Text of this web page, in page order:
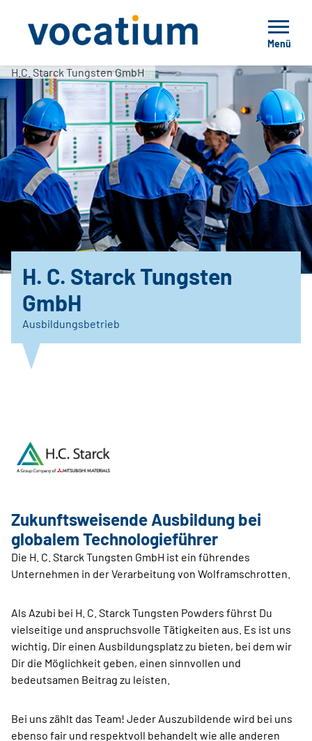
Menü
H.C. Starck Tungsten GmbH
H. C. Starck Tungsten
GmbH
Ausbildungsbetrieb
Zukunftsweisende Ausbildung bei
globalem Technologieführer
Die H. C. Starck Tungsten GmbH ist ein führendes
Unternehmen in der Verarbeitung von Wolframschrotten.
Als Azubi bei H. C. Starck Tungsten Powders führst Du
vielseitige und anspruchsvolle Tätigkeiten aus. Es ist uns
wichtig, Dir einen Ausbildungsplatz zu bieten, bei dem wir
Dir die Möglichkeit geben, einen sinnvollen und
bedeutsamen Beitrag zu leisten.
Bei uns zählt das Team! Jeder Auszubildende wird bei uns
ebenso fair und respektvoll behandelt wie alle anderen